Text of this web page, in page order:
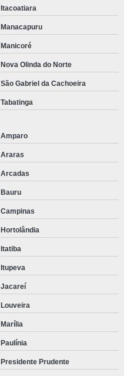
Itacoatiara
Manacapuru
Manicoré
Nova Olinda do Norte
São Gabriel da Cachoeira
Tabatinga
Amparo
Araras
Arcadas
Bauru
Campinas
Hortolândia
Itatiba
Itupeva
Jacareí
Louveira
Marília
Paulínia
Presidente Prudente